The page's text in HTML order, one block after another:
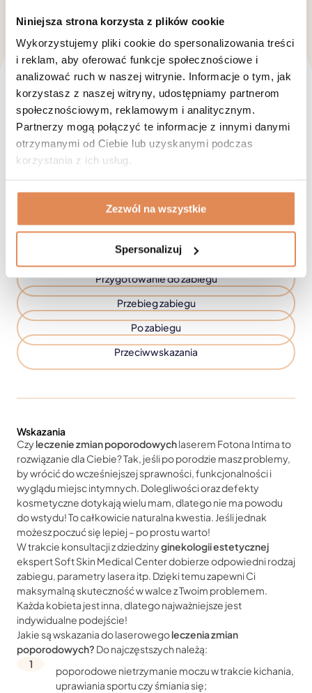
Niniejsza strona korzysta z plików cookie
Wykorzystujemy pliki cookie do spersonalizowania treści
i reklam, aby oferować funkcje społecznościowe i
analizować ruch w naszej witrynie. Informacje o tym, jak
korzystasz z naszej witryny, udostępniamy partnerom
społecznościowym, reklamowym i analitycznym.
Partnerzy mogą połączyć te informacje z innymi danymi
otrzymanymi od Ciebie lub uzyskanymi podczas
korzystania z ich usług.
Zezwól na wszystkie
Spersonalizuj
Dowiedz się więcejo tym
zabiegu w kontekście
efektów i informacji
Piękna skóra, jędrna, elastyczna, bez zmarszczek,
cellulitu. Można to wszystko osiągnąć, w mądry sposób
korzystając z medycyny estetycznej.
Wskazania
Efekty
Przygotowanie do zabiegu
Przebieg zabiegu
Po zabiegu
Przeciwwskazania
Wskazania
Czy leczenie zmian poporodowychlaserem Fotona Intima to
rozwiązanie dla Ciebie? Tak, jeśli po porodzie masz problemy,
by wrócić do wcześniejszej sprawności, funkcjonalności i
wyglądu miejsc intymnych. Dolegliwości oraz defekty
kosmetyczne dotykają wielu mam, dlatego nie ma powodu
do wstydu! To całkowicie naturalna kwestia. Jeśli jednak
możesz poczuć się lepiej – po prostu warto!
W trakcie konsultacji z dziedzinyginekologii estetycznej
ekspert Soft Skin Medical Center dobierze odpowiedni rodzaj
zabiegu, parametry lasera itp. Dzięki temu zapewni Ci
maksymalną skuteczność w walce z Twoim problemem.
Każda kobieta jest inna, dlatego najważniejsze jest
indywidualne podejście!
Jakie są wskazania do laserowegoleczenia zmian
poporodowych? Do najczęstszych należą:
poporodowe nietrzymanie moczu w trakcie kichania,
uprawiania sportu czy śmiania się;
rewitalizacja i ujędrnienie pochwy oraz zwiększenie jej
krwawienie z dróg rodnych, miesiączka;
aktywna infekcja okolic intymnych, występowanie
stanu zapalnego;
ciąża i karmienie piersią;
nieprawidłowości, które zostały wykazane w trakcie
badań kontrolnych podczas wizyty kwalifikacyjnej;